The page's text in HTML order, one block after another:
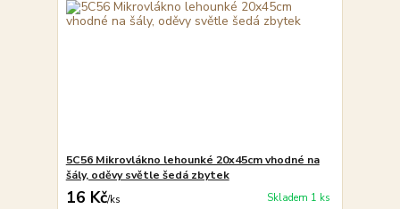
5C56 Mikrovlákno lehounké 20x45cm vhodné na
šály, oděvy světle šedá zbytek
16 Kč/ks Skladem 1 ks